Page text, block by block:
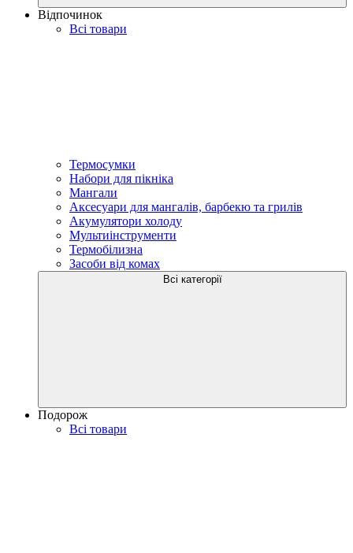
Відпочинок
Всі товари
Термосумки
Набори для пікніка
Мангали
Аксесуари для мангалів, барбекю та грилів
Акумулятори холоду
Мультиінструменти
Термобілизна
Засоби від комах
Всі категорії
Подорож
Всі товари